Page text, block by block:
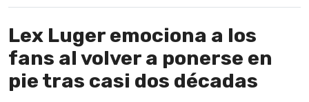
Lex Luger emociona a los
fans al volver a ponerse en
pie tras casi dos décadas